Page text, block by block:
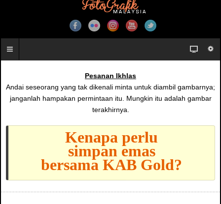
Pesanan Ikhlas
Andai seseorang yang tak dikenali minta untuk diambil gambarnya;
janganlah hampakan permintaan itu. Mungkin itu adalah gambar
terakhirnya.
Kenapa perlu
simpan emas
bersama KAB Gold?